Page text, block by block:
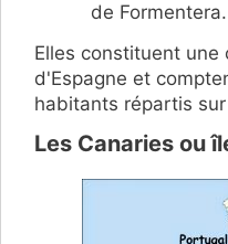
de Formentera.
Elles constituent une
d'Espagne et
habitants répartis
Les Canaries ou